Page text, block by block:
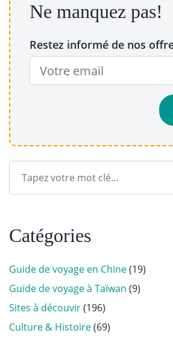
Ne manquez pas!
Restez informé de nos
Catégories
Guide de voyage en Chine(19)
Guide de voyage à Taïwan (9)
Sites à découvir(196)
Culture & Histoire(69)